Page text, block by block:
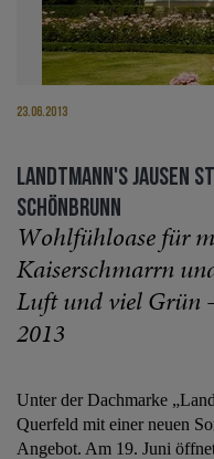
23.06.2013
LANDTMANN'S JAUSEN
SCHÖNBRUNN
Wohlfühloase für
Kaiserschmarrn
Luft und viel Grün
2013
Unter der Dachmarke
Querfeld mit einer neuen
Angebot. Am 19. Juni